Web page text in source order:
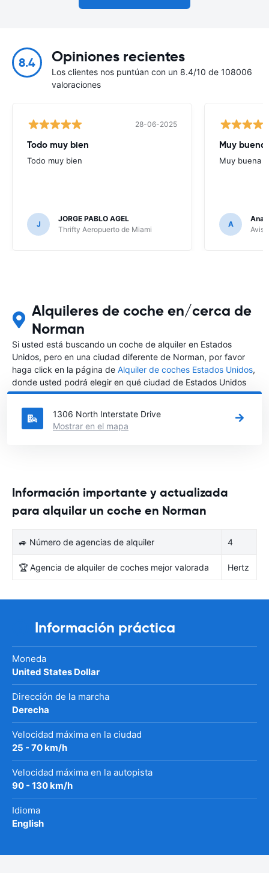
8.4 Opiniones recientes
Los clientes nos puntúan con un 8.4/10 de 108006
valoraciones
28-06-2025
Todo muy bien
Todo muy bien
J
JORGE PABLO AGEL
Thrifty Aeropuerto de Miami
Muy buena
Muy buena
A
Ana
Avis
Alquileres de coche en/cerca de
Norman
Si usted está buscando un coche de alquiler en Estados
Unidos, pero en una ciudad diferente de Norman, por favor
haga click en la página de Alquiler de coches Estados Unidos,
donde usted podrá elegir en qué ciudad de Estados Unidos
desea alquilar un coche.
1306 North Interstate Drive
Mostrar en el mapa
Información importante y actualizada
para alquilar un coche en Norman
🚙 Número de agencias de alquiler 4
🏆 Agencia de alquiler de coches mejor valorada Hertz
Información práctica
Moneda
United States Dollar
Dirección de la marcha
Derecha
Velocidad máxima en la ciudad
25 - 70 km/h
Velocidad máxima en la autopista
90 - 130 km/h
Idioma
English